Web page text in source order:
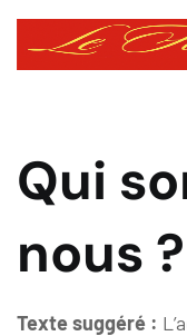
Qui
nous ?
Texte suggéré :